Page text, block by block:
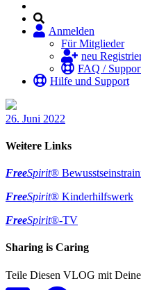
Anmelden
Für Mitglieder
neu
FAQ /
Hilfe und Support
26. Juni 2022
Weitere Links
FreeSpirit®
FreeSpirit® Kinderhilfswerk
FreeSpirit®-TV
Sharing is Caring
Teile Diesen VLOG mit